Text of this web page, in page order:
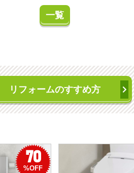
一覧
リフォームのすすめ方
70
%OFF